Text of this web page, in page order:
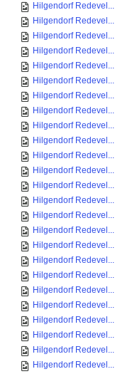
Hilgendorf Redevel...
Hilgendorf Redevel...
Hilgendorf Redevel...
Hilgendorf Redevel...
Hilgendorf Redevel...
Hilgendorf Redevel...
Hilgendorf Redevel...
Hilgendorf Redevel...
Hilgendorf Redevel...
Hilgendorf Redevel...
Hilgendorf Redevel...
Hilgendorf Redevel...
Hilgendorf Redevel...
Hilgendorf Redevel...
Hilgendorf Redevel...
Hilgendorf Redevel...
Hilgendorf Redevel...
Hilgendorf Redevel...
Hilgendorf Redevel...
Hilgendorf Redevel...
Hilgendorf Redevel...
Hilgendorf Redevel...
Hilgendorf Redevel...
Hilgendorf Redevel...
Hilgendorf Redevel...